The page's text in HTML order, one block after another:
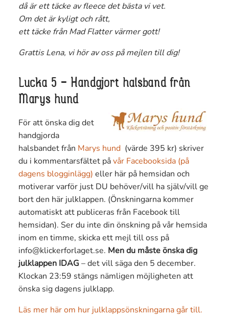
då är ett täcke av fleece det bästa vi vet.
Om det är kyligt och rått,
ett täcke från Mad Flatter värmer gott!
Grattis Lena, vi hör av oss på mejlen till dig!
Lucka 5 – Handgjort halsband från
Marys hund
För att önska dig det
handgjorda
halsbandet från Marys hund (värde 395 kr) skriver
du i kommentarsfältet påvår Facebooksida (på
dagens blogginlägg) eller här på hemsidan och
motiverar varför just DU behöver/vill ha själv/vill ge
bort den här julklappen. (Önskningarna kommer
automatiskt att publiceras från Facebook till
hemsidan). Ser du inte din önskning på vår hemsida
inom en timme, skicka ett mejl till oss på
info@klickerforlaget.se. Men du måste önska dig
julklappen IDAG – det vill säga den 5 december.
Klockan 23:59 stängs nämligen möjligheten att
önska sig dagens julklapp.
Läs mer här om hur julklappsönskningarna går till.